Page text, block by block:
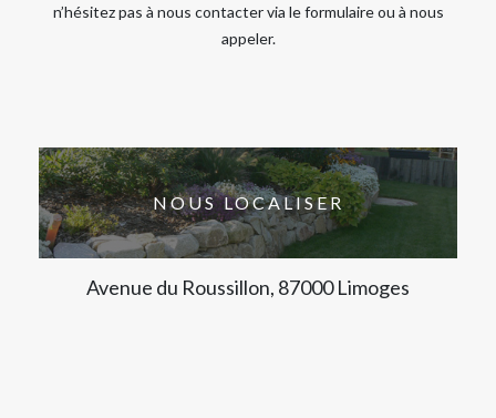
n’hésitez pas à nous contacter via le formulaire ou à nous
appeler.
NOUS LOCALISER
Avenue du Roussillon, 87000 Limoges